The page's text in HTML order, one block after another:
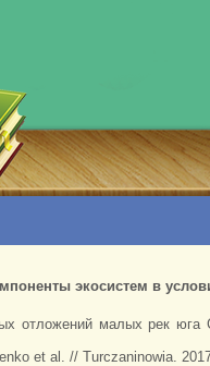
экосистем в
отложений малых рек юга
et al. // Turczaninowia.